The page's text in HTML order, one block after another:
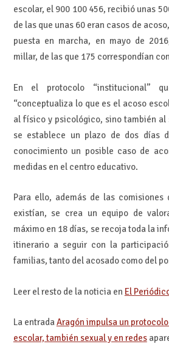
escolar, el 900 100 456, recibió unas
de las que unas 60 eran casos de
puesta en marcha, en mayo de
millar, de las que 175 correspondían
En el protocolo “institucional”
“conceptualiza lo que es el acoso
al físico y psicológico, sino también al
se establece un plazo de dos días
conocimiento un posible caso de
medidas en el centro educativo.
Para ello, además de las comisiones
existían, se crea un equipo de
máximo en 18 días, se recoja toda la
itinerario a seguir con la
familias, tanto del acosado como del
Leer el resto de la noticia en El
La entradaAragón impulsa un
escolar, también sexual y en redes